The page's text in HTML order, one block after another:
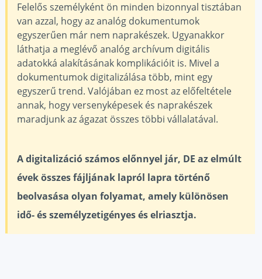
Felelős személyként ön minden bizonnyal tisztában
van azzal, hogy az analóg dokumentumok
egyszerűen már nem naprakészek. Ugyanakkor
láthatja a meglévő analóg archívum digitális
adatokká alakításának komplikációit is. Mivel a
dokumentumok digitalizálása több, mint egy
egyszerű trend. Valójában ez most az előfeltétele
annak, hogy versenyképesek és naprakészek
maradjunk az ágazat összes többi vállalatával.
A digitalizáció számos előnnyel jár, DE az elmúlt
évek összes fájljának lapról lapra történő
beolvasása olyan folyamat, amely különösen
idő- és személyzetigényes és elriasztja.